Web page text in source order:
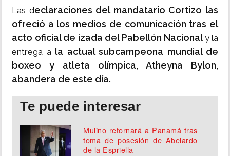
Las declaraciones del mandatario Cortizo las
ofreció a los medios de comunicación tras el
acto oficial de izada del Pabellón Nacionaly la
entrega ala actual subcampeona mundial de
boxeo y atleta olímpica, Atheyna Bylon,
abandera de este día.
Te puede interesar
Mulino retornará a Panamá tras
toma de posesión de Abelardo
de la Espriella